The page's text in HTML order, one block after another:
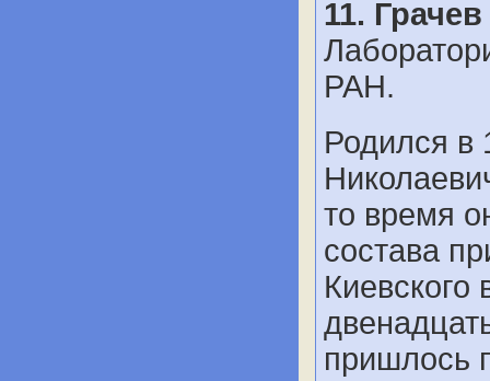
11.
РАН.
Родился в
то время
состава
Киевского
пришлось